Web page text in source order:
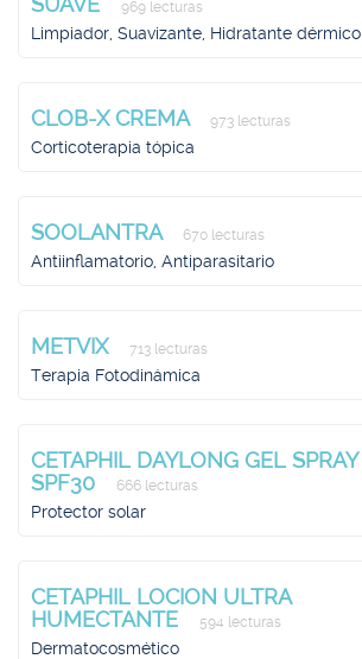
969 lecturas
Limpiador, Suavizante, Hidratante dérmico
CLOB-X CREMA 973 lecturas
Corticoterapia tópica
SOOLANTRA 670 lecturas
Antiinflamatorio, Antiparasitario
METVIX 713 lecturas
Terapia Fotodinámica
CETAPHIL DAYLONG GEL SPRAY
SPF30
666 lecturas
Protector solar
CETAPHIL LOCION ULTRA
HUMECTANTE
594 lecturas
Dermatocosmético